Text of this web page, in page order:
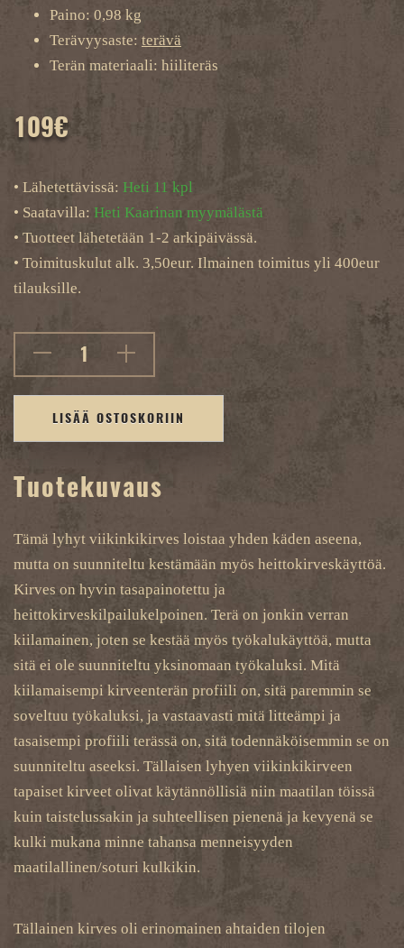
Paino: 0,98 kg
Terävyysaste: terävä
Terän materiaali: hiiliteräs
109€
• Lähetettävissä: Heti 11 kpl
• Saatavilla: Heti Kaarinan myymälästä
• Tuotteet lähetetään 1-2 arkipäivässä.
• Toimituskulut alk. 3,50eur. Ilmainen toimitus yli 400eur
tilauksille.
LISÄÄ OSTOSKORIIN
Tuotekuvaus
Tämä lyhyt viikinkikirves loistaa yhden käden aseena,
mutta on suunniteltu kestämään myös heittokirveskäyttöä.
Kirves on hyvin tasapainotettu ja
heittokirveskilpailukelpoinen. Terä on jonkin verran
kiilamainen, joten se kestää myös työkalukäyttöä, mutta
sitä ei ole suunniteltu yksinomaan työkaluksi. Mitä
kiilamaisempi kirveenterän profiili on, sitä paremmin se
soveltuu työkaluksi, ja vastaavasti mitä litteämpi ja
tasaisempi profiili terässä on, sitä todennäköisemmin se on
suunniteltu aseeksi. Tällaisen lyhyen viikinkikirveen
tapaiset kirveet olivat käytännöllisiä niin maatilan töissä
kuin taistelussakin ja suhteellisen pienenä ja kevyenä se
kulki mukana minne tahansa menneisyyden
maatilallinen/soturi kulkikin.
Tällainen kirves oli erinomainen ahtaiden tilojen